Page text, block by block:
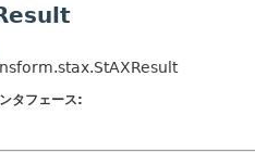
タフェース: